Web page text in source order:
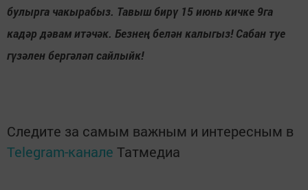
булырга чакырабыз. Тавыш бирү 15 июнь кичке 9га
кадәр дәвам итәчәк. Безнең белән калыгыз! Сабан туе
гүзәлен бергәләп сайлыйк!
Следите за самым важным и интересным в
Telegram-канале Татмедиа